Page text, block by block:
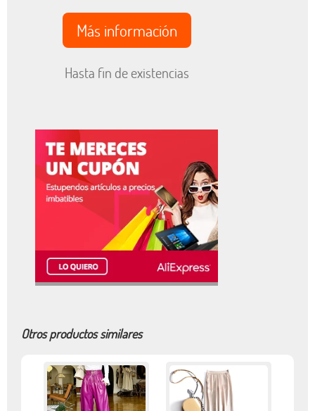
Más información
Hasta fin de existencias
Otros productos similares